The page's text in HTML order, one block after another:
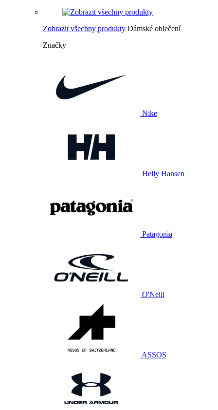
Zobrazit všechny produkty Dámské oblečení
Značky
Nike
Helly Hansen
Patagonia
O'Neill
ASSOS